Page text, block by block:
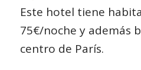
Este hotel tiene
75€/noche y además
centro de París.